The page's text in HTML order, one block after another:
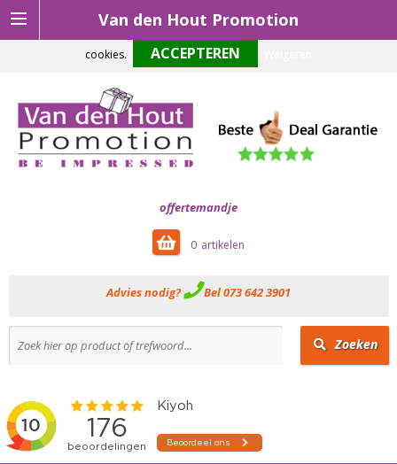
Van den Hout Promotion
offertemandje
0
Advies nodig? Bel 073 642 3901
Zoeken
Om onze website optimaal te laten functioneren maken wij gebruik van
cookies.